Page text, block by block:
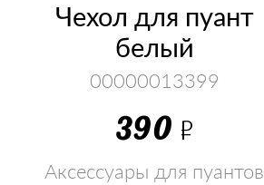
Чехол для пуант
белый
00000013399
390 Р
Аксессуары для пуантов